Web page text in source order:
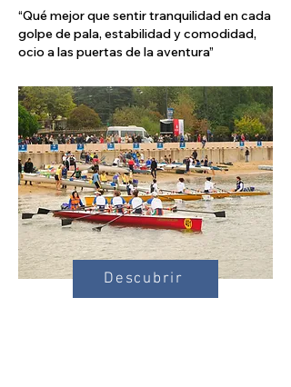
“Qué mejor que sentir tranquilidad en cada
golpe de pala, estabilidad y comodidad,
ocio a las puertas de la aventura”
Descubrir